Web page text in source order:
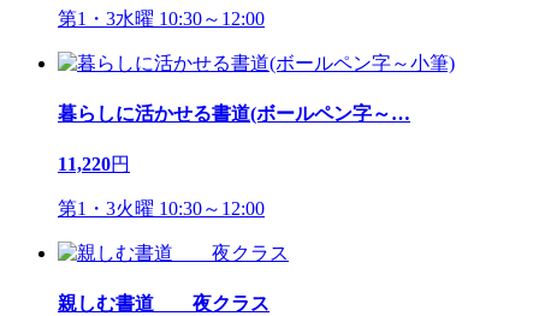
第1・3水曜 10:30～12:00
暮らしに活かせる書道(ボールペン字～…
11,220円
第1・3火曜 10:30～12:00
親しむ書道 夜クラス